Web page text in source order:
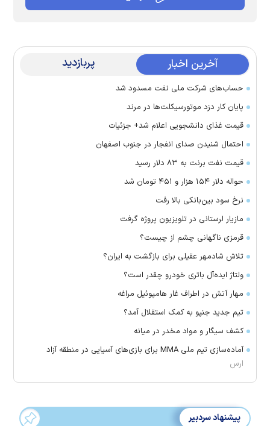
آخرین اخبار پربازدید
حساب‌های شرکت ملی نفت مسدود شد
پایان کار دزد موتورسیکلت‌ها در مرند
قیمت غذای دانشجویی اعلام شد+ جزئیات
احتمال شنیدن صدای انفجار در جنوب اصفهان
قیمت نفت برنت به ۸۳ دلار رسید
حواله دلار ۱۵۴ هزار و ۴۵۱ تومان شد
نرخ سود بین‌بانکی بالا رفت
مازیار لرستانی در تلویزیون پروژه گرفت
قرمزی ناگهانی چشم از چیست؟
تلاش شادمهر عقیلی برای بازگشت به ایران؟
ولتاژ ایده‌آل باتری خودرو چقدر است؟
مهار آتش در اطراف غار هامپوئیل مراغه
تیم جدید جنپو به کمک استقلال آمد؟
کشف سیگار و مواد مخدر در میانه
آماده‌سازی تیم ملی MMA برای بازی‌های آسیایی در منطقه آزاد
ارس
پیشنهاد سردبیر